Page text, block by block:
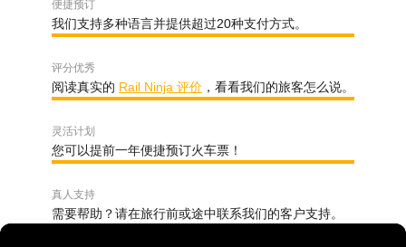
便捷预订
我们支持多种语言并提供超过20种支付方式。
评分优秀
阅读真实的 Rail Ninja 评价 ，看看我们的旅客怎么说。
灵活计划
您可以提前一年便捷预订火车票！
真人支持
需要帮助？请在旅行前或途中联系我们的客户支持。